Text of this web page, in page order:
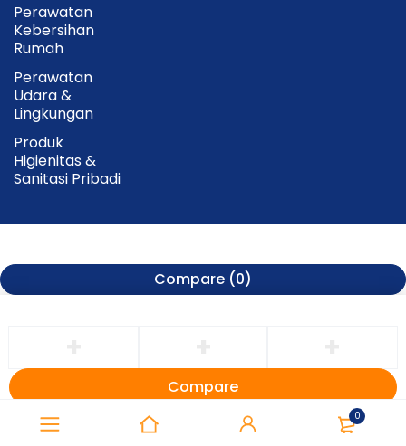
0
Perawatan
Kebersihan
Rumah
Perawatan
Udara &
Lingkungan
Produk
Higienitas &
Sanitasi Pribadi
Compare (0)
Compare
Remove all products